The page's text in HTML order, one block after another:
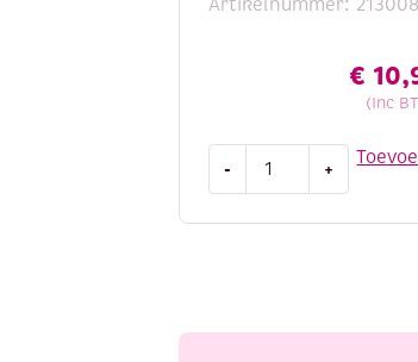
Artikelnummer: 213008
€
(Inc
-
bouwpakket
+